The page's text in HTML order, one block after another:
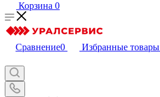
Корзина 0
Сравнение0 Избранные товары